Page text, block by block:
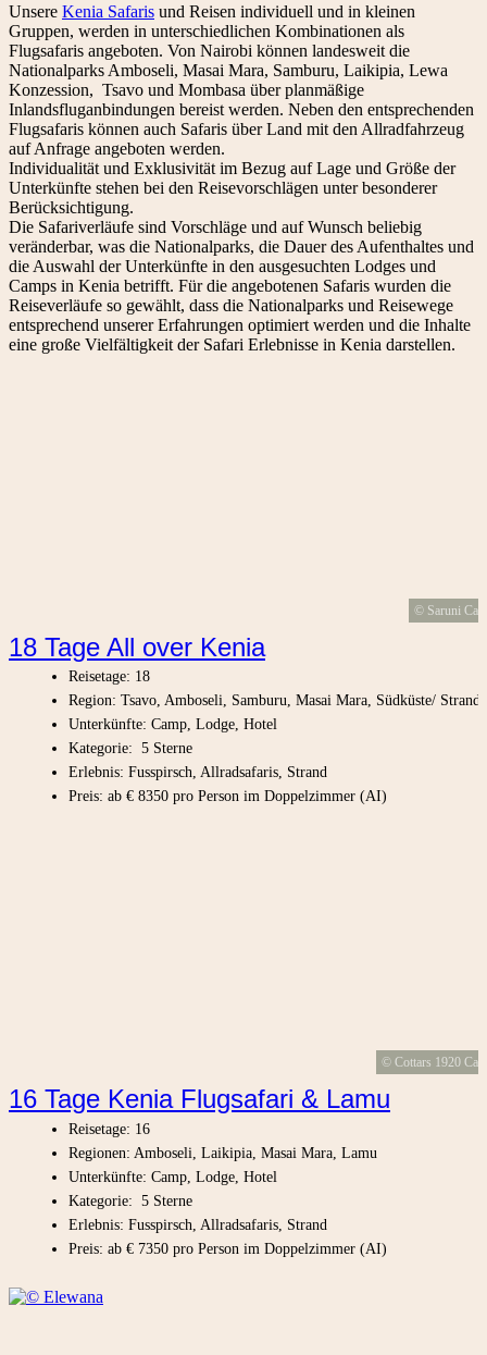
Unsere Kenia Safaris und Reisen individuell und in kleinen
Gruppen, werden in unterschiedlichen Kombinationen als
Flugsafaris angeboten. Von Nairobi können landesweit die
Nationalparks Amboseli, Masai Mara, Samburu, Laikipia, Lewa
Konzession, Tsavo und Mombasa über planmäßige
Inlandsfluganbindungen bereist werden. Neben den entsprechenden
Flugsafaris können auch Safaris über Land mit den Allradfahrzeug
auf Anfrage angeboten werden.
Individualität und Exklusivität im Bezug auf Lage und Größe der
Unterkünfte stehen bei den Reisevorschlägen unter besonderer
Berücksichtigung.
Die Safariverläufe sind Vorschläge und auf Wunsch beliebig
veränderbar, was die Nationalparks, die Dauer des Aufenthaltes und
die Auswahl der Unterkünfte in den ausgesuchten Lodges und
Camps in Kenia betrifft. Für die angebotenen Safaris wurden die
Reiseverläufe so gewählt, dass die Nationalparks und Reisewege
entsprechend unserer Erfahrungen optimiert werden und die Inhalte
eine große Vielfältigkeit der Safari Erlebnisse in Kenia darstellen.
© Saruni
18 Tage All over Kenia
Reisetage: 18
Region: Tsavo, Amboseli, Samburu, Masai Mara, Südküste/ Strand
Unterkünfte: Camp, Lodge, Hotel
Kategorie: 5 Sterne
Erlebnis: Fusspirsch, Allradsafaris, Strand
Preis: ab € 8350 pro Person im Doppelzimmer (AI)
© Cottars 1920
16 Tage Kenia Flugsafari & Lamu
Reisetage: 16
Regionen: Amboseli, Laikipia, Masai Mara, Lamu
Unterkünfte: Camp, Lodge, Hotel
Kategorie: 5 Sterne
Erlebnis: Fusspirsch, Allradsafaris, Strand
Preis: ab € 7350 pro Person im Doppelzimmer (AI)